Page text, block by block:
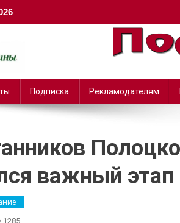
Подписка Рекламодателям
важный этап
1285